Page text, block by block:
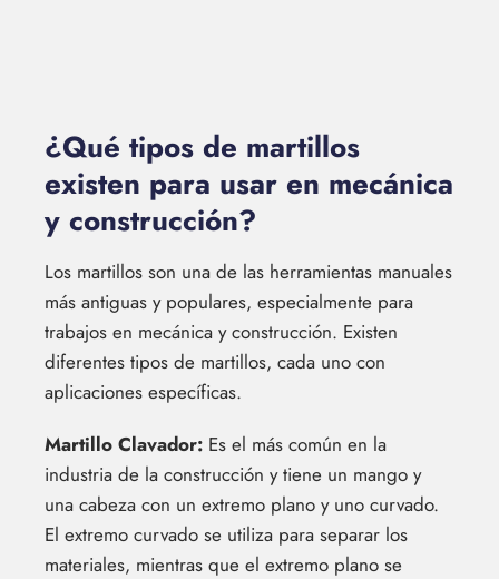
¿Qué tipos de martillos
existen para usar en mecánica
y construcción?
Los martillos son una de las herramientas manuales
más antiguas y populares, especialmente para
trabajos en mecánica y construcción. Existen
diferentes tipos de martillos, cada uno con
aplicaciones específicas.
Martillo Clavador: Es el más común en la
industria de la construcción y tiene un mango y
una cabeza con un extremo plano y uno curvado.
El extremo curvado se utiliza para separar los
materiales, mientras que el extremo plano se